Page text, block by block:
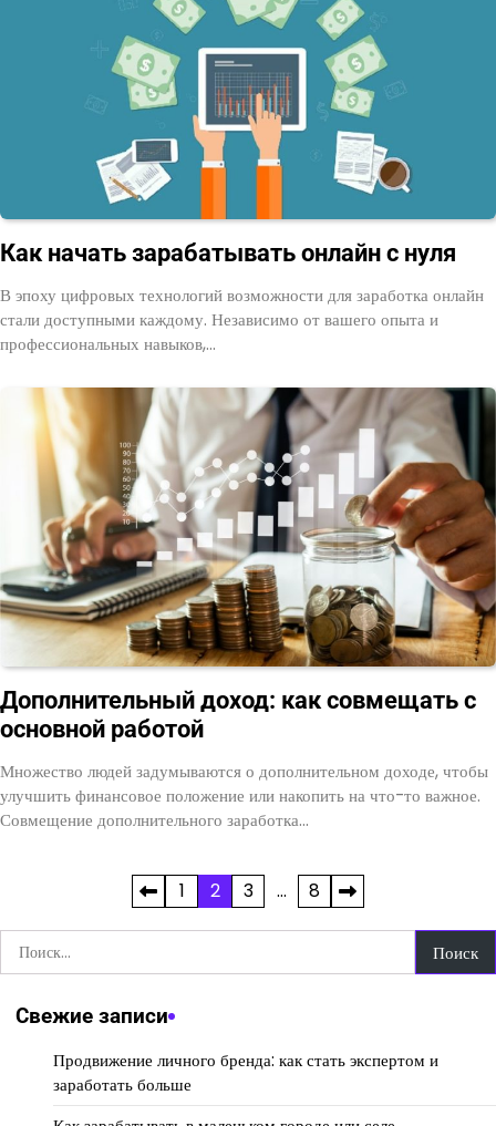
Как начать зарабатывать онлайн с нуля
В эпоху цифровых технологий возможности для заработка онлайн
стали доступными каждому. Независимо от вашего опыта и
профессиональных навыков,…
Дополнительный доход: как совмещать с
основной работой
Множество людей задумываются о дополнительном доходе, чтобы
улучшить финансовое положение или накопить на что-то важное.
Совмещение дополнительного заработка…
записей
1 2 3 …
8
Найти:
Свежие записи
Продвижение личного бренда: как стать экспертом и
заработать больше